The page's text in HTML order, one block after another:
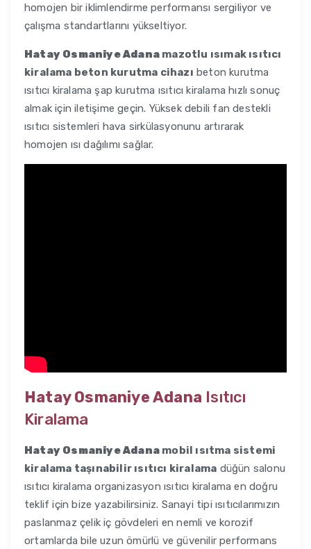
homojen bir iklimlendirme performansı sergiliyor ve
çalışma standartlarını yükseltiyor.
Hatay Osmaniye Adana mazotlu ısımak ısıtıcı
kiralama beton kurutma cihazı beton kurutma
ısıtıcı kiralama şap kurutma ısıtıcı kiralama hızlı sonuç
almak için iletişime geçin. Yüksek debili fan destekli
ısıtıcı sistemleri hava sirkülasyonunu artırarak
homojen ısı dağılımı sağlar.
Hatay Osmaniye Adana Isıtıcı
Kiralama
Hatay Osmaniye Adana mobil ısıtma sistemi
kiralama taşınabilir ısıtıcı kiralama düğün salonu
ısıtıcı kiralama organizasyon ısıtıcı kiralama en doğru
teklif için bize yazabilirsiniz. Sanayi tipi ısıtıcılarımızın
paslanmaz çelik iç gövdeleri en nemli ve korozif
ortamlarda bile uzun ömürlü ve güvenilir performans